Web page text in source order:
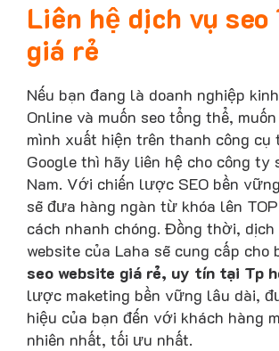
Liên hệ dịch vụ seo
giá rẻ
Nếu bạn đang là doanh nghiệp
Online và muốn seo tổng thể,
mình xuất hiện trên thanh công cụ
Google thì hãy liên hệ cho công ty
Nam. Với chiến lược SEO bền
sẽ đưa hàng ngàn từ khóa lên
cách nhanh chóng. Đồng thời, dịch
website của Laha sẽ cung cấp cho
seo website giá rẻ, uy tín tại Tp
lược maketing bền vững lâu dài,
hiệu của bạn đến với khách hàng
nhiên nhất, tối ưu nhất.